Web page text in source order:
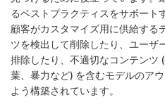
るベストプラクティスをサポート
顧客がカスタマイズ用に供給する
ツを検出して削除したり、ユーザ
排除したり、不適切なコンテンツ
葉、暴力など) を含むモデルのア
よう構築されています。